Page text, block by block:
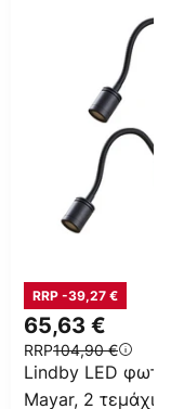
65,63 €
RRP104,90 €
RRP -39,27 €
Lindby LED
Mayar, 2